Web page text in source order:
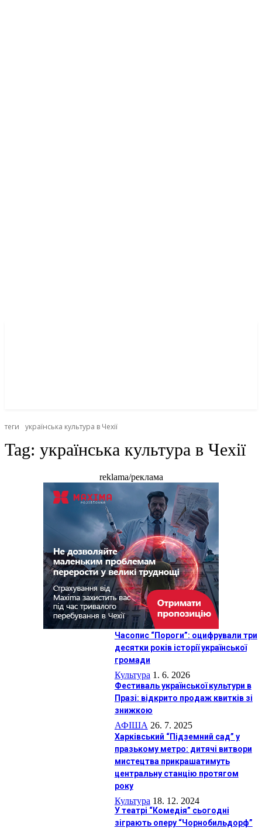
теги українська культура в Чехії
Tag: українська культура в Чехії
reklama/реклама
Часопис “Пороги”: оцифрували три
десятки років історії української
громади
Культура 1. 6. 2026
Фестиваль української культури в
Празі: відкрито продаж квитків зі
знижкою
АФIША 26. 7. 2025
Харківський “Підземний сад” у
празькому метро: дитячі витвори
мистецтва прикрашатимуть
центральну станцію протягом
року
Культура 18. 12. 2024
У театрі “Комедія” сьогодні
зіграють оперу “Чорнобильдорф”